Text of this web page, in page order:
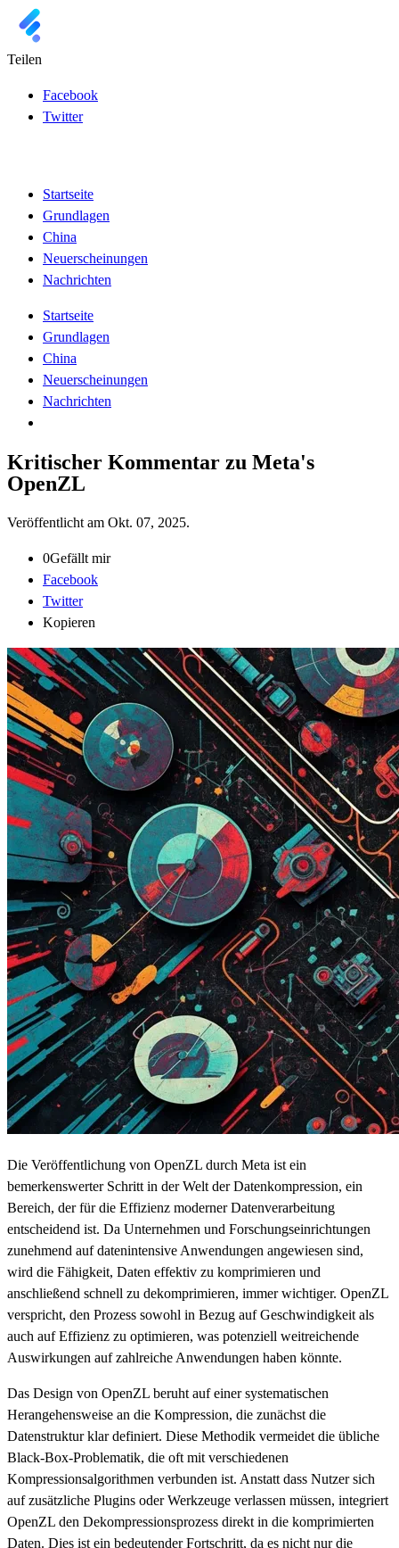
Teilen
Facebook
Twitter
Startseite
Grundlagen
China
Neuerscheinungen
Nachrichten
Startseite
Grundlagen
China
Neuerscheinungen
Nachrichten
Kritischer Kommentar zu Meta's
OpenZL
Veröffentlicht am Okt. 07, 2025.
0Gefällt mir
Facebook
Twitter
Kopieren
Die Veröffentlichung von OpenZL durch Meta ist ein
bemerkenswerter Schritt in der Welt der Datenkompression, ein
Bereich, der für die Effizienz moderner Datenverarbeitung
entscheidend ist. Da Unternehmen und Forschungseinrichtungen
zunehmend auf datenintensive Anwendungen angewiesen sind,
wird die Fähigkeit, Daten effektiv zu komprimieren und
anschließend schnell zu dekomprimieren, immer wichtiger. OpenZL
verspricht, den Prozess sowohl in Bezug auf Geschwindigkeit als
auch auf Effizienz zu optimieren, was potenziell weitreichende
Auswirkungen auf zahlreiche Anwendungen haben könnte.
Das Design von OpenZL beruht auf einer systematischen
Herangehensweise an die Kompression, die zunächst die
Datenstruktur klar definiert. Diese Methodik vermeidet die übliche
Black-Box-Problematik, die oft mit verschiedenen
Kompressionsalgorithmen verbunden ist. Anstatt dass Nutzer sich
auf zusätzliche Plugins oder Werkzeuge verlassen müssen, integriert
OpenZL den Dekompressionsprozess direkt in die komprimierten
Daten. Dies ist ein bedeutender Fortschritt, da es nicht nur die